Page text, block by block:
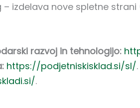
izdelava nove spletne
razvoj in tehnologijo:
https://podjetniskisklad.si/sl/.
.